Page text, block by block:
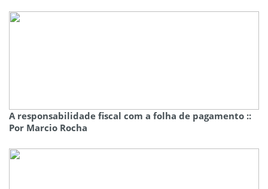
A responsabilidade fiscal com a folha de pagamento ::
Por Marcio Rocha